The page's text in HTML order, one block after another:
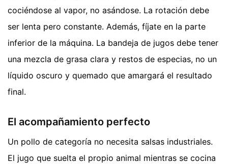
cociéndose al vapor, no asándose. La rotación debe
ser lenta pero constante. Además, fíjate en la parte
inferior de la máquina. La bandeja de jugos debe tener
una mezcla de grasa clara y restos de especias, no un
líquido oscuro y quemado que amargará el resultado
final.
El acompañamiento perfecto
Un pollo de categoría no necesita salsas industriales.
El jugo que suelta el propio animal mientras se cocina